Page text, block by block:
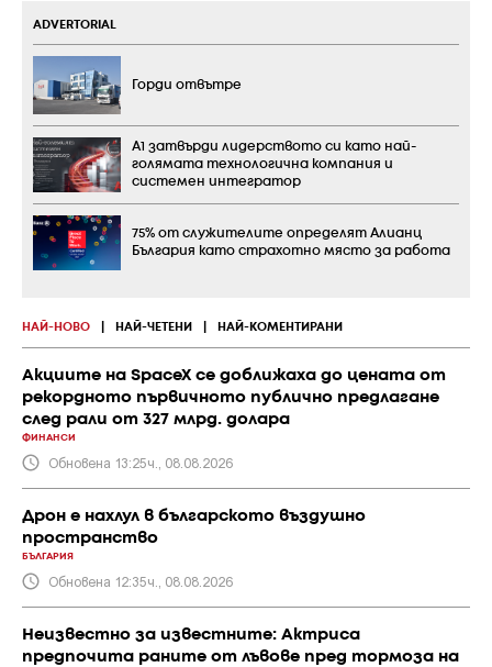
НАЙ-НОВО НАЙ-ЧЕТЕНИ НАЙ-КОМЕНТИРАНИ
Акциите на SpaceX се доближаха до цената от
рекордното първичното публично предлагане
след рали от 327 млрд. долара
ФИНАНСИ
Обновена 13:25ч., 08.08.2026
Дрон е нахлул в българското въздушно
пространство
БЪЛГАРИЯ
Обновена 12:35ч., 08.08.2026
Неизвестно за известните: Актриса
предпочита раните от лъвове пред тормоза на
ADVERTORIAL
Горди отвътре
А1 затвърди лидерството си като най-
голямата технологична компания и
системен интегратор
75% от служителите определят Алианц
България като страхотно място за работа